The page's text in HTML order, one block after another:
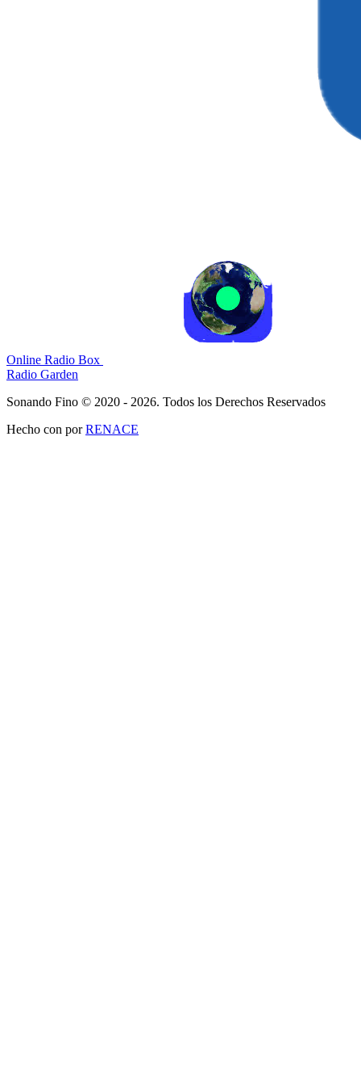
Online Radio Box
Radio Garden
Sonando Fino © 2020 - 2026. Todos los Derechos Reservados
Hecho con porRENACE